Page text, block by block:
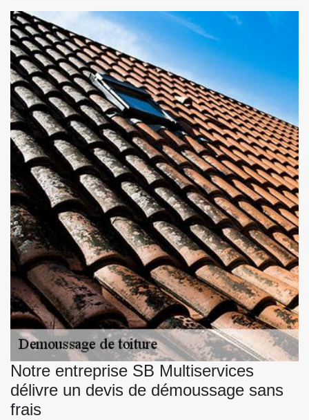
Notre entreprise SB Multiservices
délivre un devis de démoussage sans
frais